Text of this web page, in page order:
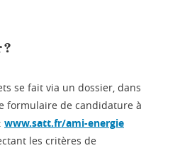
?
se fait via un dossier, dans
formulaire de candidature à
www.satt.fr/ami-energie
les critères de